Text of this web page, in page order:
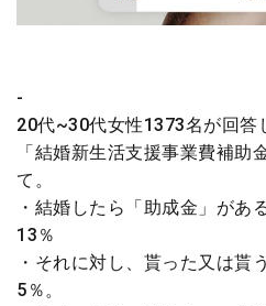
-
20代~30代女性1373名が回答
「結婚新生活支援事業費補助
て。
・結婚したら「助成金」があ
13％
・それに対し、貰った又は貰
5％。